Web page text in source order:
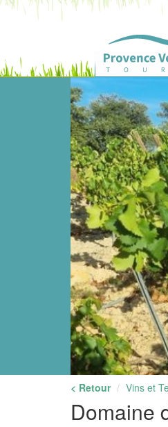
< Retour Vins et
Domaine